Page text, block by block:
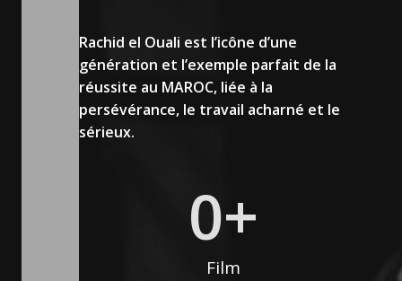
Rachid el Ouali est l’icône d’une
génération et l’exemple parfait de la
réussite au MAROC, liée à la
persévérance, le travail acharné et le
sérieux.
0+
Film